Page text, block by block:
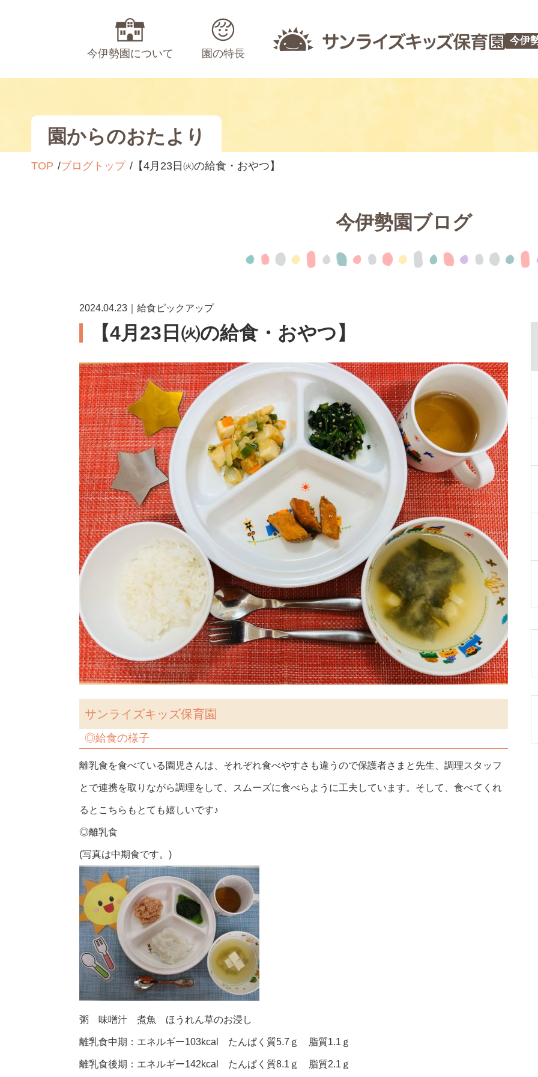
今伊勢園について 園の特長
今伊
園からのおたより
TOP ブログトップ 【4月23日㈫の給食・おやつ】
今伊勢園ブログ
2024.04.23｜給食ピックアップ
【4月23日㈫の給食・おやつ】
サンライズキッズ保育園
◎給食の様子
離乳食を食べている園児さんは、それぞれ食べやすさも違うので保護者さまと先生、調理スタッフ
とで連携を取りながら調理をして、スムーズに食べらように工夫しています。そして、食べてくれ
るとこちらもとても嬉しいです♪
◎離乳食
(写真は中期食です。)
粥 味噌汁 煮魚 ほうれん草のお浸し
離乳食中期：エネルギー103kcal たんぱく質5.7ｇ 脂質1.1ｇ
離乳食後期：エネルギー142kcal たんぱく質8.1ｇ 脂質2.1ｇ